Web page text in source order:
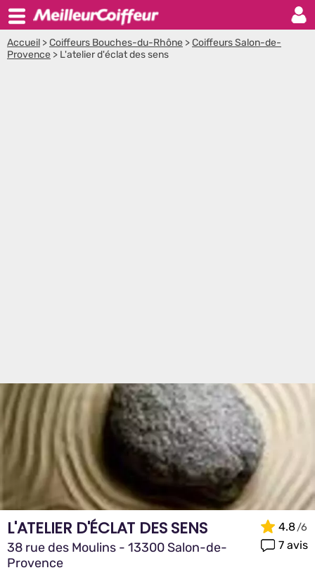
Accueil >Coiffeurs Bouches-du-Rhône >Coiffeurs Salon-de-
Provence > L'atelier d'éclat des sens
L'ATELIER D'ÉCLAT DES SENS
38 rue des Moulins - 13300 Salon-de-
Provence
4.8
7 avis